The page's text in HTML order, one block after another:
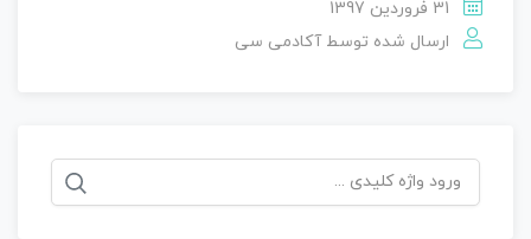
31 فروردین 1397
ارسال شده توسط آکادمی سی
جستجو
برای: